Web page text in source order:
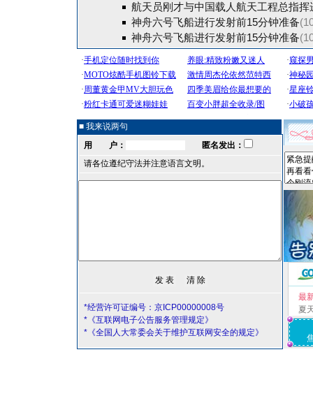
航天员刚才与中国载人航天工程总指挥
神舟六号飞船进行发射前15分钟准备
神舟六号飞船进行发射前15分钟准备
■ 我来说两句
用 户：
匿名发出：
请各位遵纪守法并注意语言文明。
*经营许可证编号：京ICP00000008号
*《互联网电子公告服务管理规定》
*《全国人大常委会关于维护互联网安全的规定》
最
夏